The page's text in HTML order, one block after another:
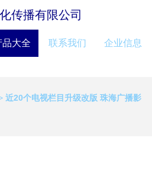
传播有限公司
品大全 联系我们 企业信息
近20个电视栏目升级改版 珠海广播影